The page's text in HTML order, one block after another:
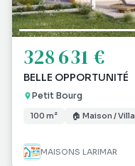
328 631 €
BELLE OPPORTUNITÉ
Petit Bourg
100 m² 🏠 Maison / Villa
MAISONS LARIMAR